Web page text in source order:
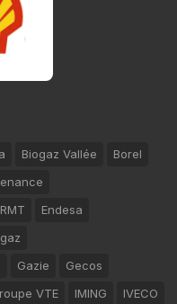
Biogaz Vallée
Borel
Endesa
Gazie
Gecos
VTE IMING IVECO